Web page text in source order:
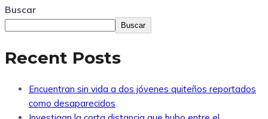
Buscar
Buscar
Recent Posts
Encuentran sin vida a dos jóvenes quiteños reportados
como desaparecidos